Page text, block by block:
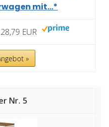
mit...*
28,79 EUR
»
5